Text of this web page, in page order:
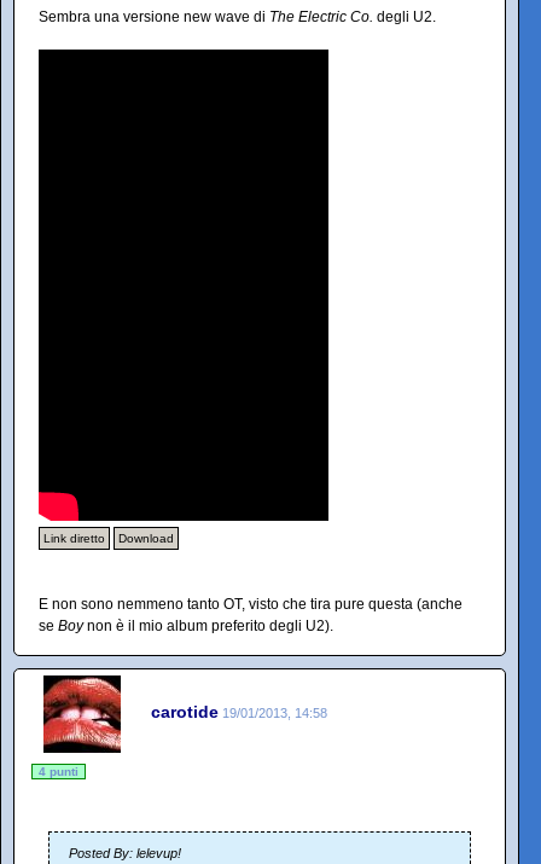
Sembra una versione new wave di The Electric Co. degli U2.
Link diretto Download
E non sono nemmeno tanto OT, visto che tira pure questa (anche
se Boynon è il mio album preferito degli U2).
carotide 19/01/2013, 14:58
4 punti
Posted By: lelevup!